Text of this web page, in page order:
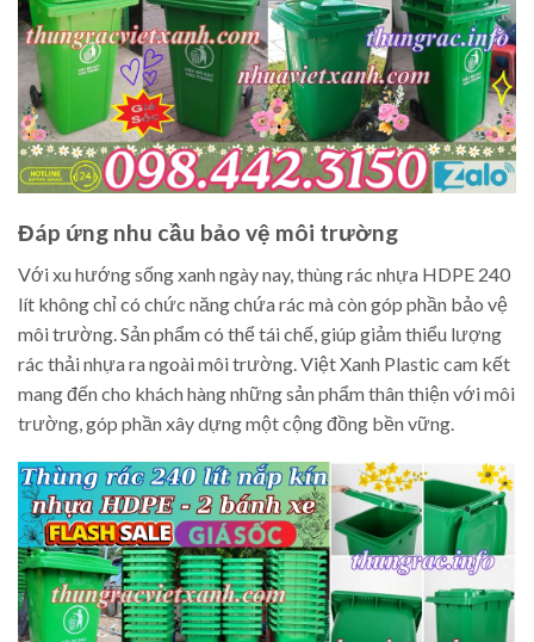
Đáp ứng nhu cầu bảo vệ môi trường
Với xu hướng sống xanh ngày nay, thùng rác nhựa HDPE 240
lít không chỉ có chức năng chứa rác mà còn góp phần bảo vệ
môi trường. Sản phẩm có thể tái chế, giúp giảm thiểu lượng
rác thải nhựa ra ngoài môi trường. Việt Xanh Plastic cam kết
mang đến cho khách hàng những sản phẩm thân thiện với môi
trường, góp phần xây dựng một cộng đồng bền vững.